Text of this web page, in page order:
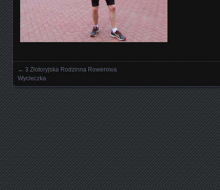
Nawigowanie wpisami
← 3 Złotoryjska Rodzinna Rowerowa
Wycieczka